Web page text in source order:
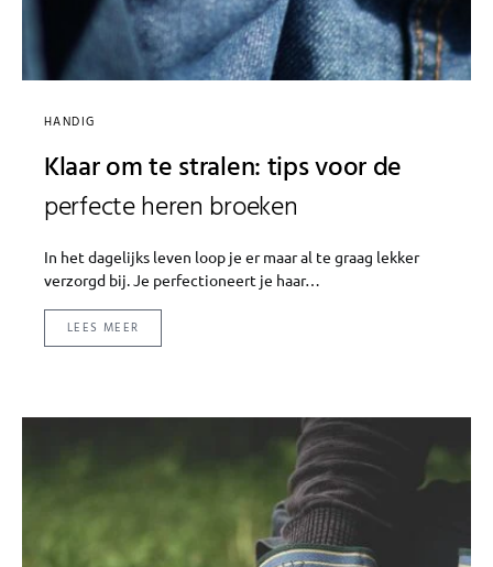
HANDIG
Klaar om te stralen: tips voor de
perfecte heren broeken
In het dagelijks leven loop je er maar al te graag lekker
verzorgd bij. Je perfectioneert je haar…
LEES MEER